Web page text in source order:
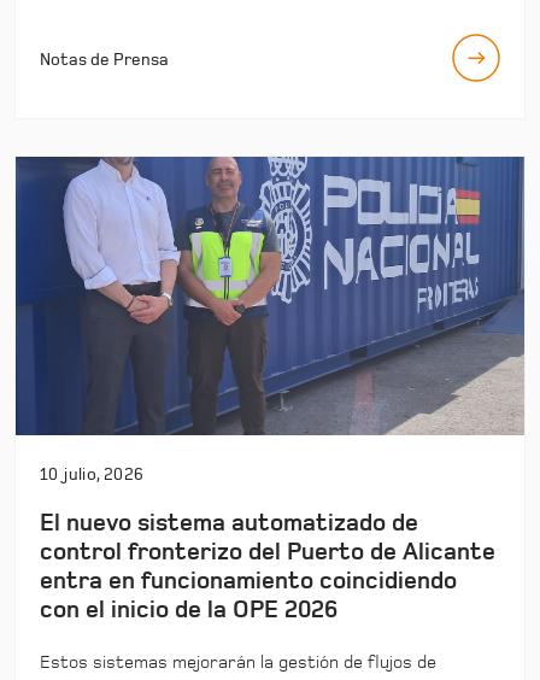
Notas de Prensa
10 julio, 2026
El nuevo sistema automatizado de
control fronterizo del Puerto de Alicante
entra en funcionamiento coincidiendo
con el inicio de la OPE 2026
Estos sistemas mejorarán la gestión de flujos de